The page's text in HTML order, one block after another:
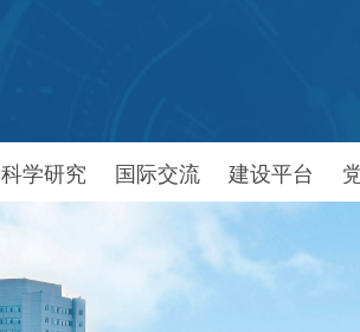
科学研究 国际交流 建设平台